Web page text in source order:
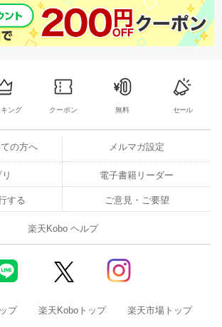
ング クーポン 無料 セール
の方へ メルマガ設定
電子書籍リーダー
する ご意見・ご要望
楽天Kobo ヘルプ
プ 楽天Koboトップ 楽天市場トップ